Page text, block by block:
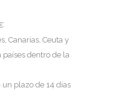
Canarias, Ceuta y
dentro de la
plazo de 14 días